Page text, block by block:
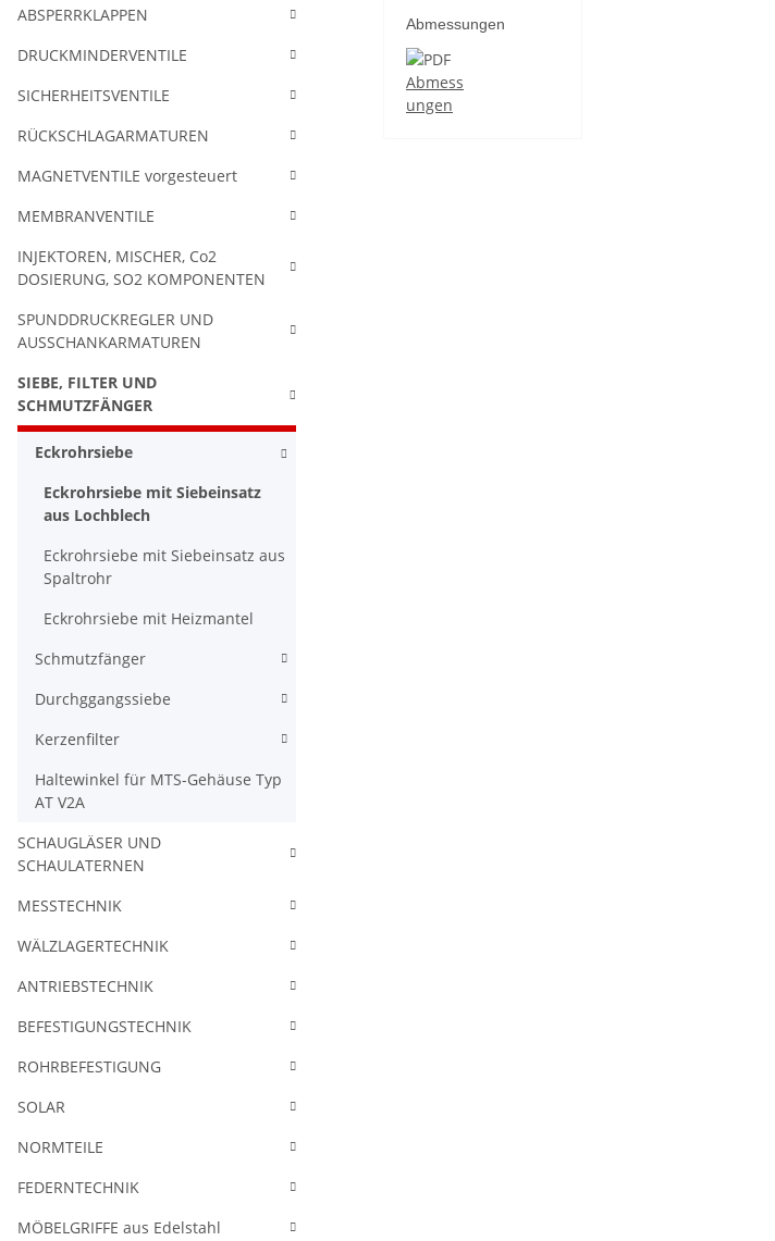
Abmessungen
Abmess
ungen
ABSPERRKLAPPEN
DRUCKMINDERVENTILE
SICHERHEITSVENTILE
RÜCKSCHLAGARMATUREN
MAGNETVENTILE vorgesteuert
MEMBRANVENTILE
INJEKTOREN, MISCHER, Co2
DOSIERUNG, SO2 KOMPONENTEN
SPUNDDRUCKREGLER UND
AUSSCHANKARMATUREN
SIEBE, FILTER UND
SCHMUTZFÄNGER
Eckrohrsiebe
Eckrohrsiebe mit Siebeinsatz
aus Lochblech
Eckrohrsiebe mit Siebeinsatz aus
Spaltrohr
Eckrohrsiebe mit Heizmantel
Schmutzfänger
Durchggangssiebe
Kerzenfilter
Haltewinkel für MTS-Gehäuse Typ
AT V2A
SCHAUGLÄSER UND
SCHAULATERNEN
MESSTECHNIK
WÄLZLAGERTECHNIK
ANTRIEBSTECHNIK
BEFESTIGUNGSTECHNIK
ROHRBEFESTIGUNG
SOLAR
NORMTEILE
FEDERNTECHNIK
MÖBELGRIFFE aus Edelstahl